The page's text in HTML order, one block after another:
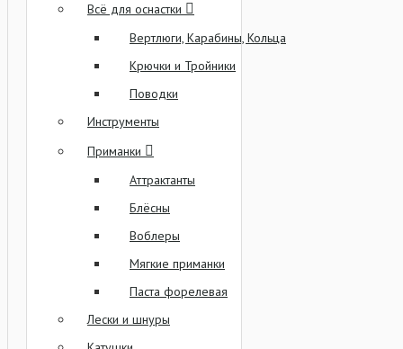
Всё для оснастки
Вертлюги, Карабины, Кольца
Крючки и Тройники
Поводки
Инструменты
Приманки
Аттрактанты
Блёсны
Воблеры
Мягкие приманки
Паста форелевая
Лески и шнуры